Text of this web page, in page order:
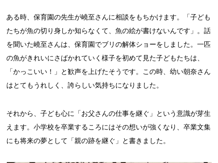
ある時、保育園の先生が嶢至さんに相談をもちかけます。「子ども
たちが魚の切り身しか知らなくて、魚の絵が書けないんです」。話
を聞いた嶢至さんは、保育園でブリの解体ショーをしました。一匹
の魚がきれいにさばかれていく様子を初めて見た子どもたちは、
「かっこいい！」と歓声を上げたそうです。この時、幼い朝奈さん
はとてもうれしく、誇らしい気持ちになりました。
それから、子ども心に「お父さんの仕事を継ぐ」という意識が芽生
えます。小学校を卒業するころにはその想いが強くなり、卒業文集
にも将来の夢として「親の跡を継ぐ」と書きました。